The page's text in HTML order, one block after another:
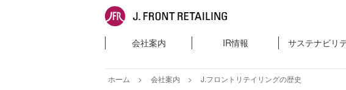
会社案内 IR情報 サステナビリ
ホーム 会社案内 J.フロントリテイリングの歴史